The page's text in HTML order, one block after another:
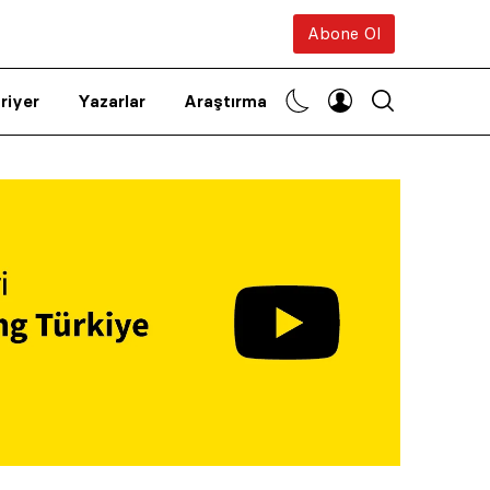
Abone Ol
Yazarlar Araştırma